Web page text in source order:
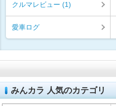
クルマレビュー (1)
愛車ログ
みんカラ 人気のカテゴリ